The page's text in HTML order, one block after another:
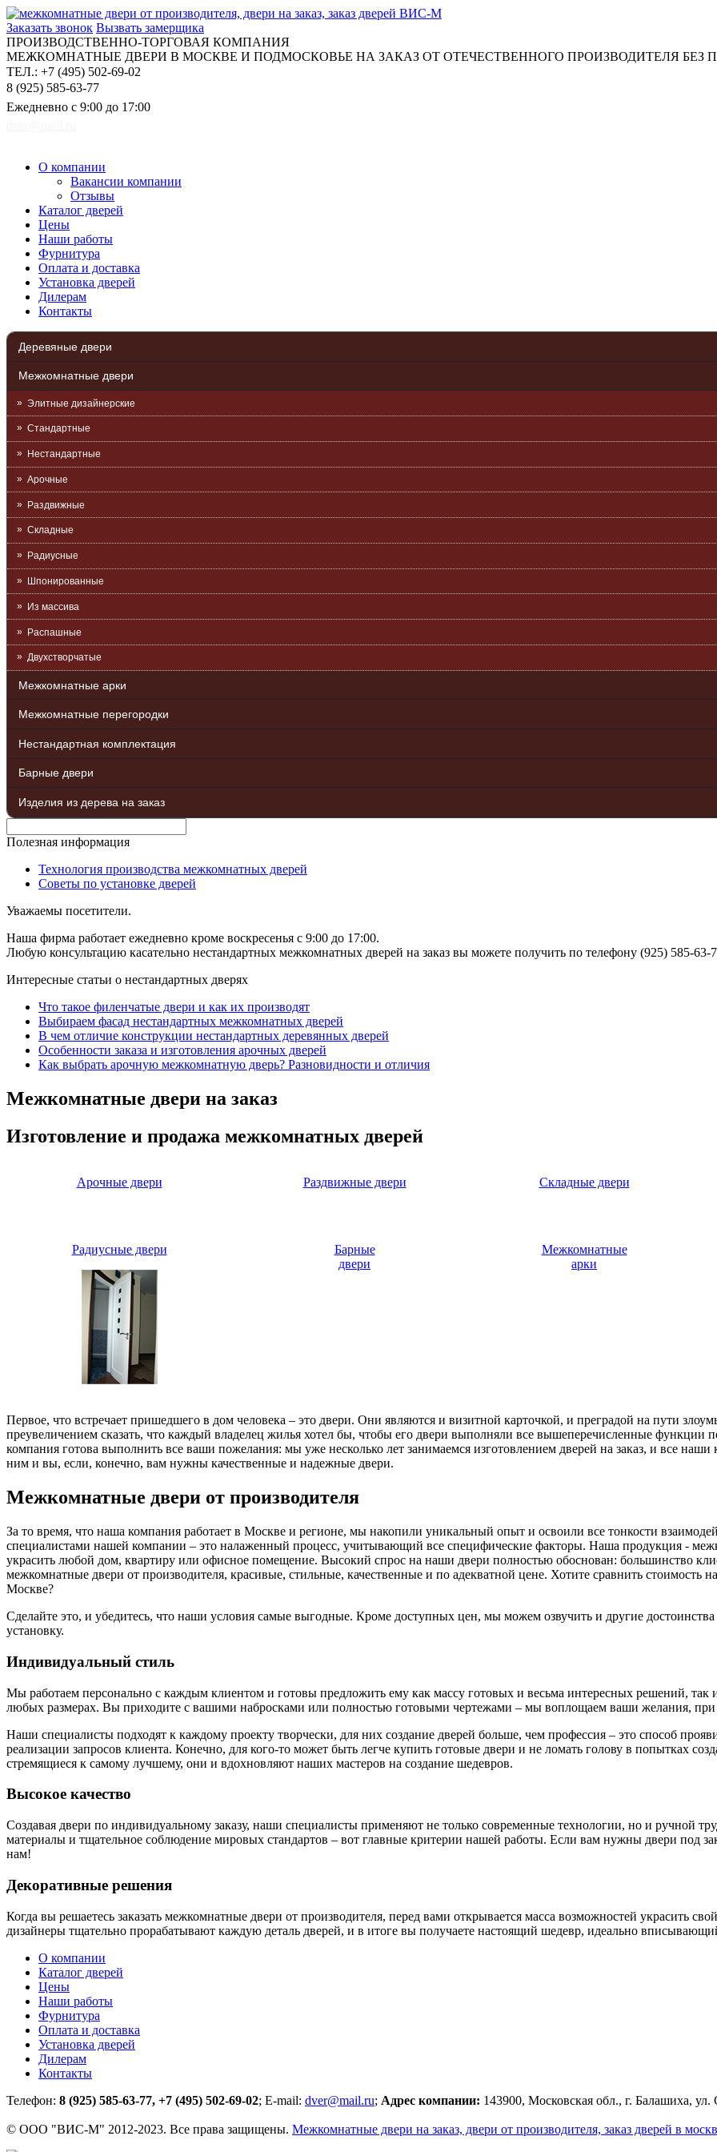
Заказать звонок Вызвать замерщика
ПРОИЗВОДСТВЕННО-ТОРГОВАЯ КОМПАНИЯ
МЕЖКОМНАТНЫЕ ДВЕРИ В МОСКВЕ И ПОДМОСКОВЬЕ НА ЗАКАЗ ОТ ОТЕЧЕСТВЕННОГО ПРОИЗВОДИТЕЛЯ БЕЗ
ТЕЛ.: +7 (495) 502-69-02
8 (925) 585-63-77
Ежедневно с 9:00 до 17:00
О компании
Вакансии компании
Отзывы
Каталог дверей
Цены
Наши работы
Фурнитура
Оплата и доставка
Установка дверей
Дилерам
Контакты
Деревяные двери
Межкомнатные двери
Элитные дизайнерские
Стандартные
Нестандартные
Арочные
Раздвижные
Складные
Радиусные
Шпонированные
Из массива
Распашные
Двухстворчатые
Межкомнатные арки
Межкомнатные перегородки
Нестандартная комплектация
Барные двери
Изделия из дерева на заказ
Полезная информация
Технология производства межкомнатных дверей
Советы по установке дверей
Уважаемы посетители.
Наша фирма работает ежедневно кроме воскресенья с 9:00 до 17:00.
Любую консультацию касательно нестандартных межкомнатных дверей на заказ вы можете получить по телефону (925) 585-63-
Интересные статьи о нестандартных дверях
Что такое филенчатые двери и как их производят
Выбираем фасад нестандартных межкомнатных дверей
В чем отличие конструкции нестандартных деревянных дверей
Особенности заказа и изготовления арочных дверей
Как выбрать арочную межкомнатную дверь? Разновидности и отличия
Межкомнатные двери на заказ
Изготовление и продажа межкомнатных дверей
Арочные двери Раздвижные двери Складные двери
Радиусные двери
Барные
двери
Межкомнатные
арки
Первое, что встречает пришедшего в дом человека – это двери. Они являются и визитной карточкой, и преградой на пути
преувеличением сказать, что каждый владелец жилья хотел бы, чтобы его двери выполняли все вышеперечисленные
компания готова выполнить все ваши пожелания: мы уже несколько лет занимаемся изготовлением дверей на заказ, и все
ним и вы, если, конечно, вам нужны качественные и надежные двери.
Межкомнатные двери от производителя
За то время, что наша компания работает в Москве и регионе, мы накопили уникальный опыт и освоили все тонкости
специалистами нашей компании – это налаженный процесс, учитывающий все специфические факторы. Наша продукция -
украсить любой дом, квартиру или офисное помещение. Высокий спрос на наши двери полностью обоснован: большинство
межкомнатные двери от производителя, красивые, стильные, качественные и по адекватной цене. Хотите сравнить
Москве?
Сделайте это, и убедитесь, что наши условия самые выгодные. Кроме доступных цен, мы можем озвучить и другие
установку.
Индивидуальный стиль
Мы работаем персонально с каждым клиентом и готовы предложить ему как массу готовых и весьма интересных решений, так
любых размерах. Вы приходите с вашими набросками или полностью готовыми чертежами – мы воплощаем ваши желания, при
Наши специалисты подходят к каждому проекту творчески, для них создание дверей больше, чем профессия – это способ
реализации запросов клиента. Конечно, для кого-то может быть легче купить готовые двери и не ломать голову в попытках
стремящиеся к самому лучшему, они и вдохновляют наших мастеров на создание шедевров.
Высокое качество
Создавая двери по индивидуальному заказу, наши специалисты применяют не только современные технологии, но и ручной
материалы и тщательное соблюдение мировых стандартов – вот главные критерии нашей работы. Если вам нужны двери под
нам!
Декоративные решения
Когда вы решаетесь заказать межкомнатные двери от производителя, перед вами открывается масса возможностей украсить
дизайнеры тщательно прорабатывают каждую деталь дверей, и в итоге вы получаете настоящий шедевр, идеально
О компании
Каталог дверей
Цены
Наши работы
Фурнитура
Оплата и доставка
Установка дверей
Дилерам
Контакты
Телефон: 8 (925) 585-63-77, +7 (495) 502-69-02; E-mail: dver@mail.ru; Адрес компании: 143900, Московская обл., г. Балашиха, ул.
© ООО "ВИС-М" 2012-2023. Все права защищены. Межкомнатные двери на заказ, двери от производителя, заказ дверей в